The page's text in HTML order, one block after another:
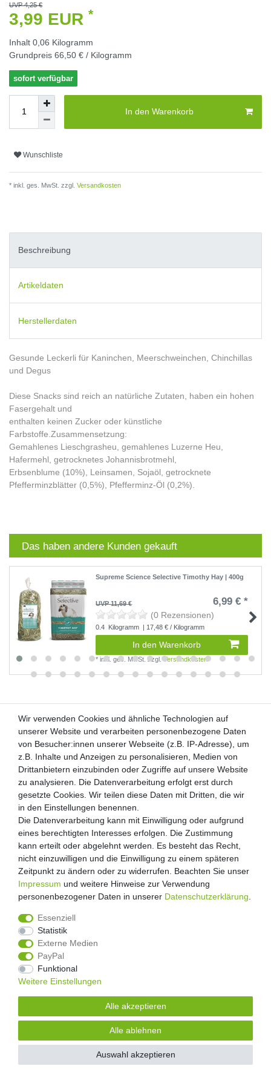
UVP 4,25 €
3,99 EUR *
Inhalt 0,06 Kilogramm
Grundpreis 66,50 € / Kilogramm
sofort verfügbar
In den Warenkorb
Wunschliste
* inkl. ges. MwSt. zzgl. Versandkosten
Beschreibung
Artikeldaten
Herstellerdaten
Gesunde Leckerli für Kaninchen, Meerschweinchen, Chinchillas
und Degus
Diese Snacks sind reich an natürliche Zutaten, haben ein hohen
Fasergehalt und
enthalten keinen Zucker oder künstliche
Farbstoffe.Zusammensetzung:
Gemahlenes Lieschgrasheu, gemahlenes Luzerne Heu,
Hafermehl, getrocknetes Johannisbrotmehl,
Erbsenblume (10%), Leinsamen, Sojaöl, getrocknete
Pfefferminzblätter (0,5%), Pfefferminz-Öl (0,2%).
Das haben andere Kunden gekauft
Supreme Science Selective Timothy Hay | 400g
UVP 11,69 € 6,99 € *
(0 Rezensionen)
0.4 Kilogramm | 17,48 € / Kilogramm
In den Warenkorb
*inkl. ges. MwSt. zzgl. Versandkosten
Kunden-Anfragen: info@zooheld.de
Über uns
Zahlung und Versand
Retouren
Zooheld Blog
Widerrufsrecht
Vertrag widerrufen
Geschäftsbedingungen
Impressum
Unsere Artikel sind gelistet auf:
© Copyright 2026 | Alle Rechte vorbehalten.
Alle Preise inklusive gesetzlicher Mehrwertsteuer und zuzüglich
| * Pflichtfeld
Wir verwenden Cookies und ähnliche Technologien auf
unserer Website und verarbeiten personenbezogene Daten
von Besucher:innen unserer Webseite (z.B. IP-Adresse), um
z.B. Inhalte und Anzeigen zu personalisieren, Medien von
Drittanbietern einzubinden oder Zugriffe auf unsere Website
zu analysieren. Die Datenverarbeitung erfolgt erst durch
gesetzte Cookies. Wir teilen diese Daten mit Dritten, die wir
in den Einstellungen benennen.
Die Datenverarbeitung kann mit Einwilligung oder aufgrund
eines berechtigten Interesses erfolgen. Die Zustimmung
kann erteilt oder abgelehnt werden. Es besteht das Recht,
nicht einzuwilligen und die Einwilligung zu einem späteren
Zeitpunkt zu ändern oder zu widerrufen. Beachten Sie unser
Impressum und weitere Hinweise zur Verwendung
personenbezogener Daten in unserer Daten­schutz­erklärung
Essenziell
Statistik
Externe Medien
PayPal
Funktional
Weitere Einstellungen
Alle akzeptieren
Alle ablehnen
Auswahl akzeptieren
Wir verwenden Cookies und ähnliche Technologien auf
unserer Website und verarbeiten personenbezogene Daten
von Besucher:innen unserer Webseite (z.B. IP-Adresse), um
z.B. Inhalte und Anzeigen zu personalisieren, Medien von
Drittanbietern einzubinden oder Zugriffe auf unsere Website
zu analysieren. Die Datenverarbeitung erfolgt erst durch
gesetzte Cookies. Wir teilen diese Daten mit Dritten, die wir
in den Einstellungen benennen.
Die Datenverarbeitung kann mit Einwilligung oder aufgrund
eines berechtigten Interesses erfolgen. Die Zustimmung
kann erteilt oder abgelehnt werden. Es besteht das Recht,
nicht einzuwilligen und die Einwilligung zu einem späteren
Zeitpunkt zu ändern oder zu widerrufen. Beachten Sie unser
Impressum und weitere Hinweise zur Verwendung
personenbezogener Daten in unserer Daten­schutz­erklärung
Essenziell
Statistik
Externe Medien
PayPal
Funktional
Weitere Einstellungen
Alle akzeptieren
Alle ablehnen
Auswahl akzeptieren